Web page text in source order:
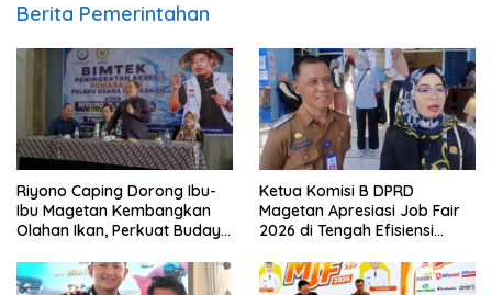
Berita Pemerintahan
Riyono Caping Dorong Ibu-
Ibu Magetan Kembangkan
Olahan Ikan, Perkuat Budaya
Ketua Komisi B DPRD
Magetan Apresiasi Job Fair
2026 di Tengah Efisiensi